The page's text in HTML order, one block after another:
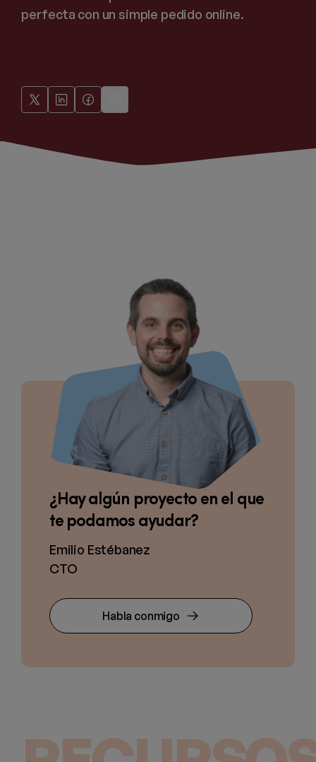
perfecta con un simple pedido online.
¿Hay algún proyecto en el que
te podamos ayudar?
Emilio Estébanez
CTO
Habla conmigo